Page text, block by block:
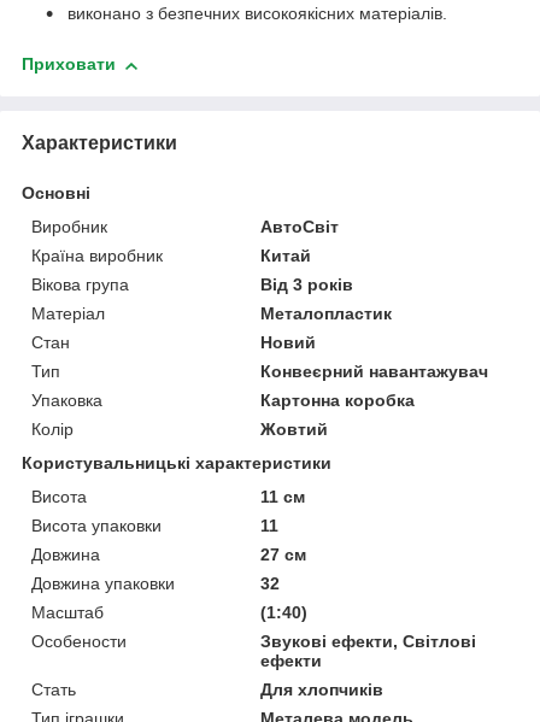
виконано з безпечних високоякісних матеріалів.
Приховати
Характеристики
Основні
Виробник
АвтоСвіт
Країна виробник
Китай
Вікова група
Від 3 років
Матеріал
Металопластик
Стан
Новий
Тип
Конвеєрний навантажувач
Упаковка
Картонна коробка
Колір
Жовтий
Користувальницькі характеристики
Висота
11 см
Висота упаковки
11
Довжина
27 см
Довжина упаковки
32
Масштаб
(1:40)
Особености
Звукові ефекти, Світлові
ефекти
Стать
Для хлопчиків